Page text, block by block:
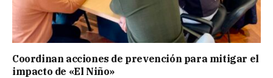
Coordinan acciones de prevención para mitigar el
impacto de «El Niño»